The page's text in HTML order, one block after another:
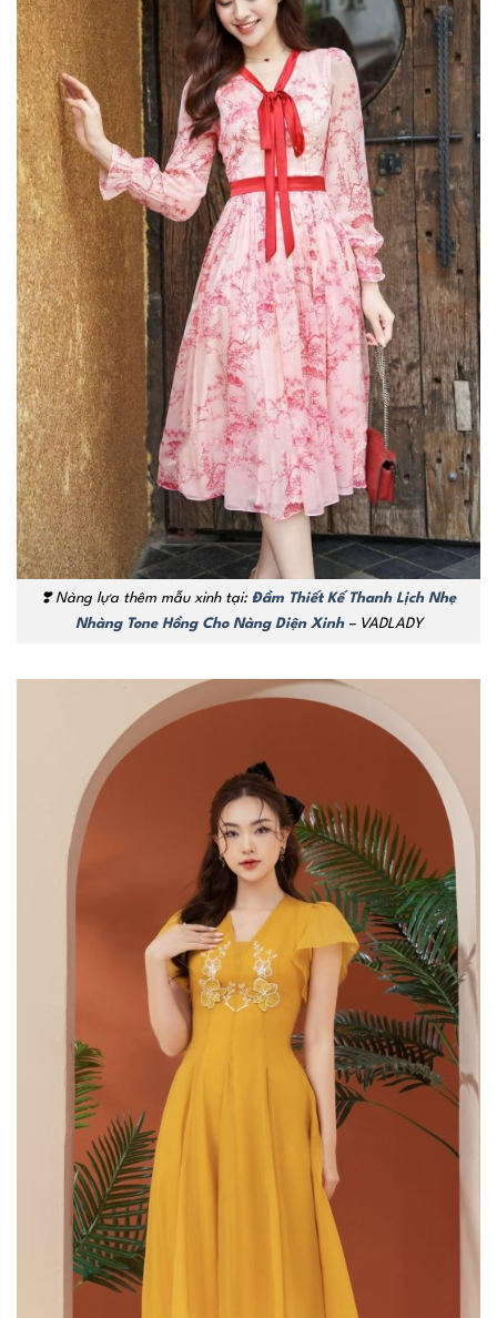
❣️ Nàng lựa thêm mẫu xinh tại: Đầm Thiết Kế Thanh Lịch Nhẹ
Nhàng Tone Hồng Cho Nàng Diện Xinh– VADLADY